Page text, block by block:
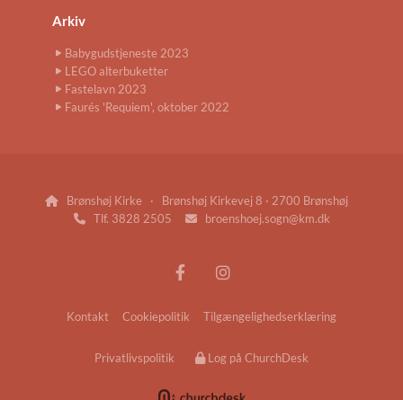
Arkiv
Babygudstjeneste 2023
LEGO alterbuketter
Fastelavn 2023
Faurés 'Requiem', oktober 2022
Brønshøj Kirke · Brønshøj Kirkevej 8 · 2700 Brønshøj
Tlf. 3828 2505 broenshoej.sogn@km.dk
Kontakt Cookiepolitik Tilgængelighedserklæring
Privatlivspolitik Log på ChurchDesk